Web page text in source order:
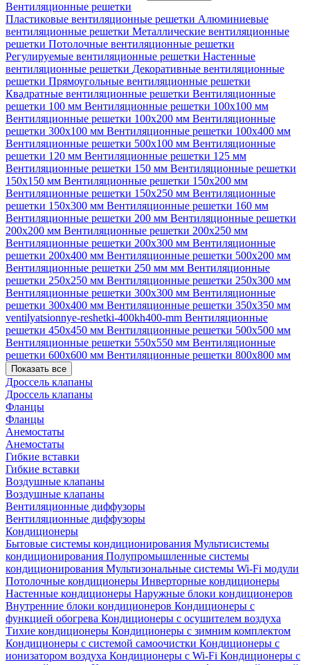
Вентиляционные решетки
Пластиковые вентиляционные решетки Алюминиевые
вентиляционные решетки Металлические вентиляционные
решетки Потолочные вентиляционные решетки
Регулируемые вентиляционные решетки Настенные
вентиляционные решетки Декоративные вентиляционные
решетки Прямоугольные вентиляционные решетки
Квадратные вентиляционные решетки Вентиляционные
решетки 100 мм Вентиляционные решетки 100х100 мм
Вентиляционные решетки 100х200 мм Вентиляционные
решетки 300х100 мм Вентиляционные решетки 100х400 мм
Вентиляционные решетки 500х100 мм Вентиляционные
решетки 120 мм Вентиляционные решетки 125 мм
Вентиляционные решетки 150 мм Вентиляционные решетки
150х150 мм Вентиляционные решетки 150х200 мм
Вентиляционные решетки 150х250 мм Вентиляционные
решетки 150х300 мм Вентиляционные решетки 160 мм
Вентиляционные решетки 200 мм Вентиляционные решетки
200х200 мм Вентиляционные решетки 200х250 мм
Вентиляционные решетки 200х300 мм Вентиляционные
решетки 200х400 мм Вентиляционные решетки 500х200 мм
Вентиляционные решетки 250 мм мм Вентиляционные
решетки 250х250 мм Вентиляционные решетки 250х300 мм
Вентиляционные решетки 300х300 мм Вентиляционные
решетки 300х400 мм Вентиляционные решетки 350х350 мм
ventilyatsionnye-reshetki-400kh400-mm Вентиляционные
решетки 450х450 мм Вентиляционные решетки 500х500 мм
Вентиляционные решетки 550х550 мм Вентиляционные
решетки 600х600 мм Вентиляционные решетки 800х800 мм
Показать все
Дроссель клапаны
Дроссель клапаны
Фланцы
Фланцы
Анемостаты
Анемостаты
Гибкие вставки
Гибкие вставки
Воздушные клапаны
Воздушные клапаны
Вентиляционные диффузоры
Вентиляционные диффузоры
Кондиционеры
Бытовые системы кондиционирования Мультисистемы
кондиционирования Полупромышленные системы
кондиционирования Мультизональные системы Wi-Fi модули
Потолочные кондиционеры Инверторные кондиционеры
Настенные кондиционеры Наружные блоки кондиционеров
Внутренние блоки кондиционеров Кондиционеры с
функцией обогрева Кондиционеры с осушителем воздуха
Тихие кондиционеры Кондиционеры с зимним комплектом
Кондиционеры с системой самоочистки Кондиционеры с
ионизатором воздуха Кондиционеры с Wi-Fi Кондиционеры с